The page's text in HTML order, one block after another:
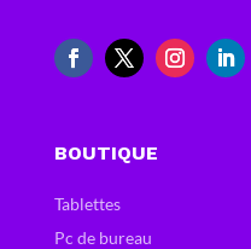
BOUTIQUE
Tablettes
Pc de bureau